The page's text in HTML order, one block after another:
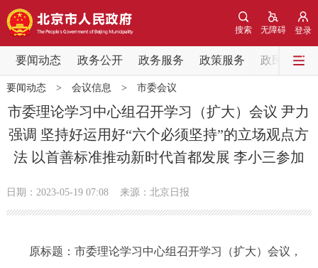
登录
无障碍
搜索
要闻动态 政务公开 政务服务 政策服务 政民互动
要闻动态
党中央精神 国务院信息
北京要闻 会议信息 部门动态
政务公开
市领导 机构职能 政策服务
要闻动态> 会议信息 > 市委会议
市委理论学习中心组召开学习（扩大）会议 尹力
强调 坚持好运用好“六个必须坚持”的立场观点方
法 以首善标准推动新时代首都发展 李小三参加
日期：2023-05-19 07:08 来源：北京日报
原标题：市委理论学习中心组召开学习（扩大）会议，